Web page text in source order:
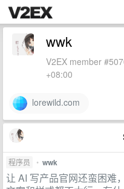
wwk
V2EX member
+08:00
lorewild.com
程序员 • wwk
让 AI 写产品官网还蛮困难